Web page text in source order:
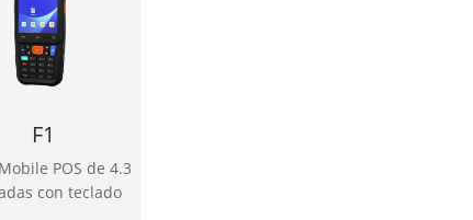
F1
POS de 4.3
con teclado